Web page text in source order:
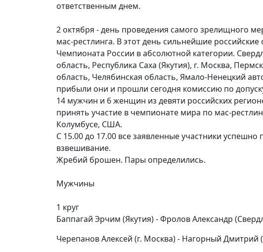
ответственным днем.
2 октября - день проведения самого зрелищного
мас-рестлинга. В этот день сильнейшие
Чемпионата России в абсолютной категории.
область, Республика Саха (Якутия), г. Москва,
область, Челябинская область, Ямало-Ненецкий
прибыли они и прошли сегодня комиссию по
14 мужчин и 6 женщин из девяти российских
принять участие в чемпионате мира по мас-
Колумбусе, США.
С 15.00 до 17.00 все заявленные участники
взвешивание.
Жребий брошен. Пары определились.
Мужчины
1 круг
Баппагай Эрчим (Якутия) - Фролов Александр
Черепанов Алексей (г. Москва) - Нагорный Дмитрий